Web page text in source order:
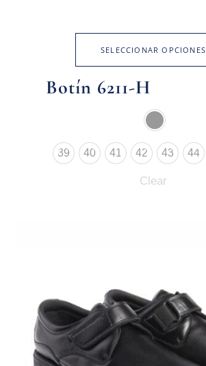
SELECCIONAR OPCIONES
Botín 6211-H
39 40 41 42 43 44
Clear